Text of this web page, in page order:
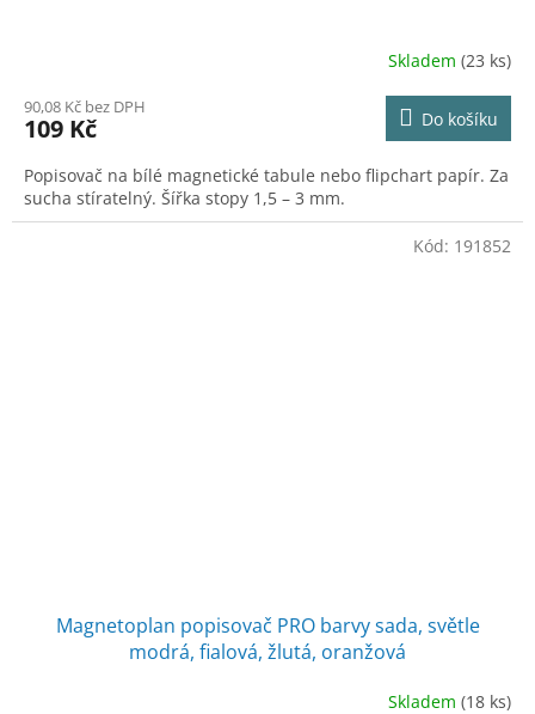
Skladem (23 ks)
90,08 Kč bez DPH
109 Kč Do košíku
Popisovač na bílé magnetické tabule nebo flipchart papír. Za
sucha stíratelný. Šířka stopy 1,5 – 3 mm.
Magnetoplan popisovač PRO barvy sada, světle
modrá, fialová, žlutá, oranžová
Skladem (18 ks)
Kód: 191852